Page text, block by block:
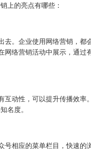
上的亮点有哪些：
去。企业使用网络营销，都
网络营销活动中展示，通过
动性，可以提升传播效率
名度。
号相应的菜单栏目，快速的